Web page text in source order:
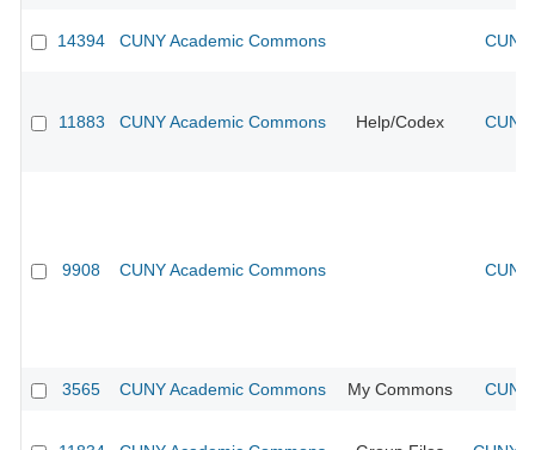
14394 CUNY Academic Commons
11883 CUNY Academic Commons Help/Codex
9908 CUNY Academic Commons
3565 CUNY Academic Commons My Commons